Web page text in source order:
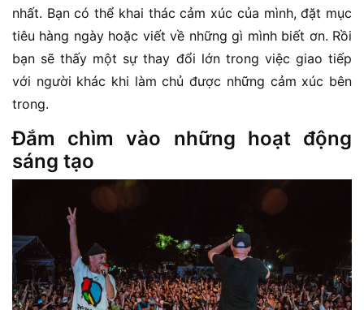
nhất. Bạn có thể khai thác cảm xúc của mình, đặt mục
tiêu hàng ngày hoặc viết về những gì mình biết ơn. Rồi
bạn sẽ thấy một sự thay đổi lớn trong việc giao tiếp
với người khác khi làm chủ được những cảm xúc bên
trong.
Đắm chìm vào những hoạt động
sáng tạo